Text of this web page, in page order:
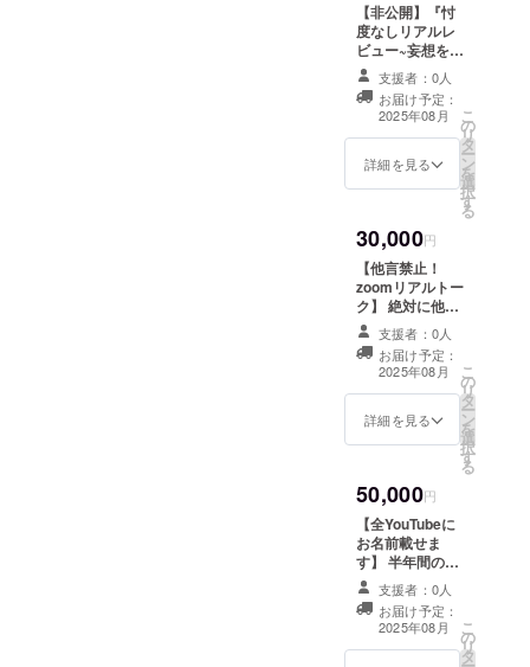
【非公開】『忖
度なしリアルレ
ビュー~妄想を添
えて~』ここでし
か言えないリア
ルをお伝えしま
す！ 一般公開は
しませんので何
も気にせず忖度
画で話します！
（ポストカード
の場所について
お話ししますの
で是非とも合わ
せてご支援よろ
しくお願いしま
す） ※動画は
メールにて
YouTubeの限定
公開のURLをお
送りします この
期間は2026 2/31
までです
支援者：0人
お届け予定：
2025年08月
詳細を見る
こ
の
リ
タ
ー
ン
を
選
択
す
る
30,000円
【他言禁止！
zoomリアルトー
ク】 絶対に他で
は話せない裏話
や公に出来ない
話、ここでしか
出来ない様な
トーク等、いろ
んな質問に出来
の2025 8\1〜
2026 1/31までで
す 日時などは
メールで調整し
て決めましょう
支援者：0人
お届け予定：
2025年08月
詳細を見る
こ
の
リ
タ
ー
ン
を
選
択
す
る
50,000円
【全YouTubeに
お名前載せま
す】 半年間の旅
のYouTube全て
にスペシャルサ
ポーターとして
お名前を載せま
す！是非是非ご
支援者：0人
お届け予定：
2025年08月
こ
の
リ
タ